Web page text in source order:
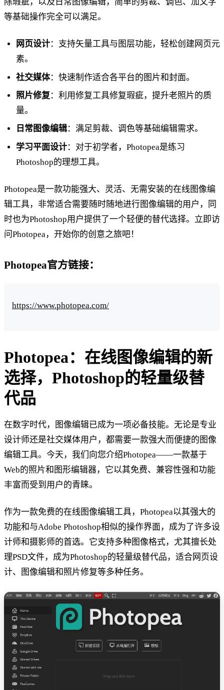
等基础操作完全可以满足。
网页设计：支持矢量工具与图层功能，轻松创建网页元
素。
社交媒体：快速制作适合各平台的图片和封面。
照片修复 ：利用修复工具修复瑕疵，提升老照片的质
量。
日常图像编辑：满足剪裁、调色等基础编辑需求。
学习平面设计：对于初学者，Photopea是练习
Photoshop的理想工具。
Photopea是一款功能强大、灵活、无需安装的在线图像编
辑工具，非常适合需要随时随地进行图像编辑的用户，同
时也为Photoshop用户提供了一个轻便的替代选择。立即访
问Photopea，开始你的创意之旅吧！
Photopea官方链接：
https://www.photopea.com/
Photopea：在线图像编辑的新
选择，Photoshop的轻量级替
代品
在数字时代，图像编辑已成为一项必备技能。无论是专业
设计师还是社交媒体用户，都需要一款强大而便捷的图像
编辑工具。今天，我们向您介绍Photopea——一款基于
Web的照片和图形编辑器，它以其免费、兼容性强和功能
丰富而受到用户的青睐。
作为一款免费的在线图像编辑工具，Photopea以其强大的
功能和与Adobe Photoshop相似的操作界面，成为了许多设
计师和摄影师的首选。它支持多种图像格式，尤其擅长处
理PSD文件，成为Photoshop的轻量级替代品，适合网页设
计、图像编辑和照片修复等多种任务。